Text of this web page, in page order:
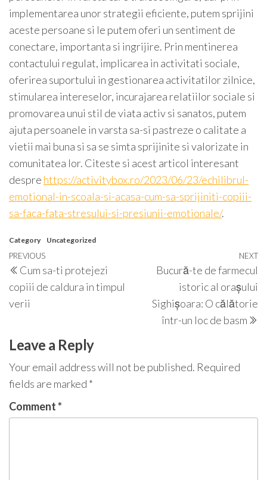
implementarea unor strategii eficiente, putem sprijini
aceste persoane si le putem oferi un sentiment de
conectare, importanta si ingrijire. Prin mentinerea
contactului regulat, implicarea in activitati sociale,
oferirea suportului in gestionarea activitatilor zilnice,
stimularea intereselor, incurajarea relatiilor sociale si
promovarea unui stil de viata activ si sanatos, putem
ajuta persoanele in varsta sa-si pastreze o calitate a
vietii mai buna si sa se simta sprijinite si valorizate in
comunitatea lor. Citeste si acest articol interesant
despre https://activitybox.ro/2023/06/23/echilibrul-
emotional-in-scoala-si-acasa-cum-sa-sprijiniti-copiii-
sa-faca-fata-stresului-si-presiunii-emotionale/.
Category Uncategorized
Post
navigation
Previous
Post
PREVIOUS
Cum sa-ti protejezi
copiii de caldura in timpul
verii
NEXT
Bucură-te de farmecul
istoric al orașului
Sighișoara: O călătorie
într-un loc de basm
Leave a Reply
Your email address will not be published. Required
fields are marked *
Comment*